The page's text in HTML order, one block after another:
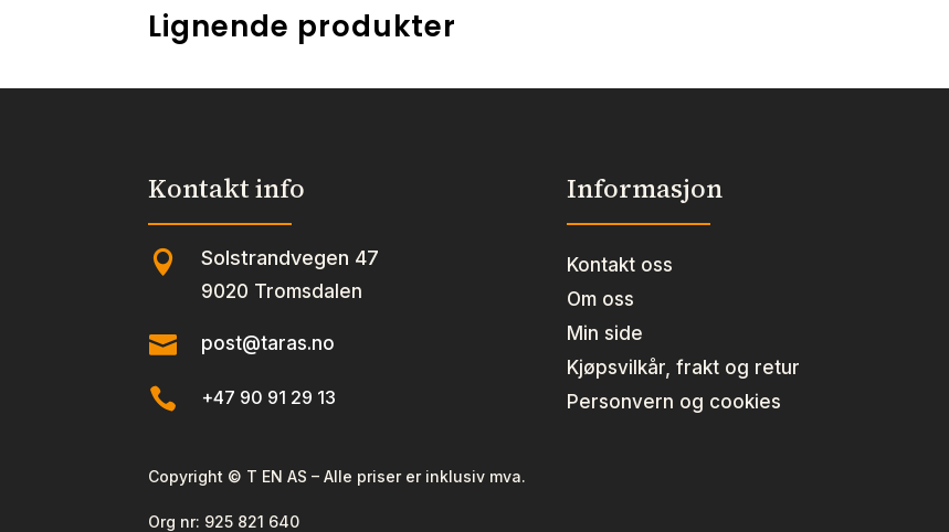
Lignende produkter
Kontakt info
 Solstrandvegen 47
9020 Tromsdalen
 post@taras.no
 +47 90 91 29 13
Informasjon
Kontakt oss
Om oss
Min side
Kjøpsvilkår, frakt og retur
Personvern og cookies
Copyright © T EN AS – Alle priser er inklusiv mva.
Org nr: 925 821 640